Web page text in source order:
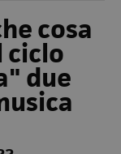
cosa
ciclo
due